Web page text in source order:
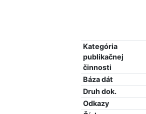
Kategória
publikačnej
činnosti
Báza dát
Druh dok.
Odkazy